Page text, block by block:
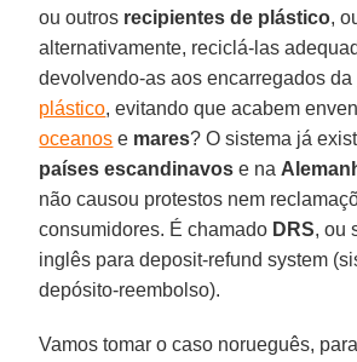
ou outros recipientes de plástico,
alternativamente, reciclá-las
devolvendo-as aos encarregados da
plástico, evitando que acabem
oceanos e mares? O sistema já
países escandinavos e na
não causou protestos nem
consumidores. É chamado DRS, ou
inglês para deposit-refund system
depósito-reembolso).
Vamos tomar o caso norueguês,